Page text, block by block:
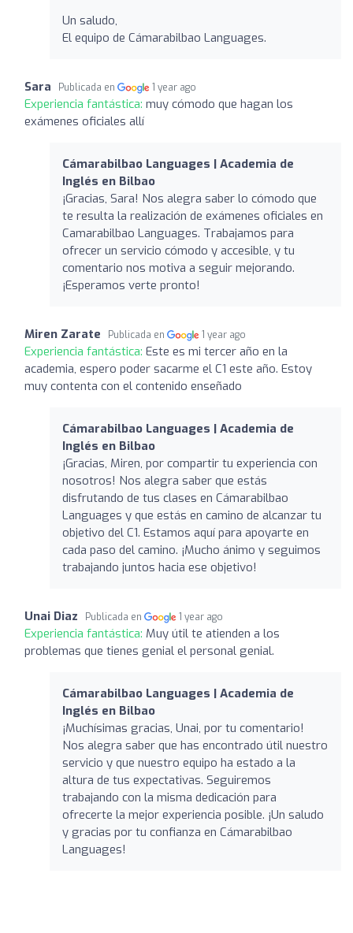
Un saludo,
El equipo de Cámarabilbao Languages.
Sara Publicada en 1 year ago
Experiencia fantástica: muy cómodo que hagan los
exámenes oficiales allí
Cámarabilbao Languages | Academia de
Inglés en Bilbao
¡Gracias, Sara! Nos alegra saber lo cómodo que
te resulta la realización de exámenes oficiales en
Camarabilbao Languages. Trabajamos para
ofrecer un servicio cómodo y accesible, y tu
comentario nos motiva a seguir mejorando.
¡Esperamos verte pronto!
Miren Zarate Publicada en 1 year ago
Experiencia fantástica: Este es mi tercer año en la
academia, espero poder sacarme el C1 este año. Estoy
muy contenta con el contenido enseñado
Cámarabilbao Languages | Academia de
Inglés en Bilbao
¡Gracias, Miren, por compartir tu experiencia con
nosotros! Nos alegra saber que estás
disfrutando de tus clases en Cámarabilbao
Languages y que estás en camino de alcanzar tu
objetivo del C1. Estamos aquí para apoyarte en
cada paso del camino. ¡Mucho ánimo y seguimos
trabajando juntos hacia ese objetivo!
Unai Diaz Publicada en 1 year ago
Experiencia fantástica: Muy útil te atienden a los
problemas que tienes genial el personal genial.
Cámarabilbao Languages | Academia de
Inglés en Bilbao
¡Muchísimas gracias, Unai, por tu comentario!
Nos alegra saber que has encontrado útil nuestro
servicio y que nuestro equipo ha estado a la
altura de tus expectativas. Seguiremos
trabajando con la misma dedicación para
ofrecerte la mejor experiencia posible. ¡Un saludo
y gracias por tu confianza en Cámarabilbao
Languages!